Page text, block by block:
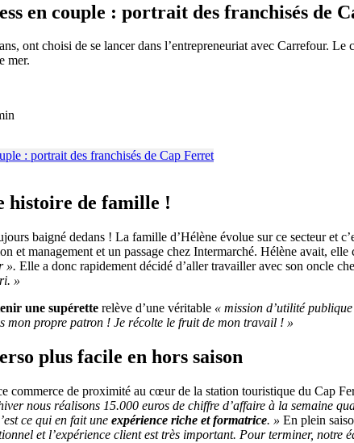
en couple : portrait des franchisés de
ont choisi de se lancer dans l’entrepreneuriat avec Carrefour.
mer.
histoire de famille !
baigné dedans ! La famille d’Hélène évolue sur ce secteur et
et management et un passage chez Intermarché. Hélène avait,
». Elle a donc rapidement décidé d’aller travailler avec son oncle
»
une supérette relève d’une véritable « mission d’utilité
mon propre patron ! Je récolte le fruit de mon travail ! »
plus facile en hors saison
commerce de proximité au cœur de la station touristique du Cap
nous réalisons 15.000 euros de chiffre d’affaire à la semaine
ce qui en fait une expérience riche et formatrice. » En plein
et l’expérience client est très important. Pour terminer, notre